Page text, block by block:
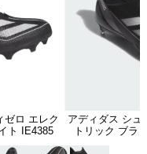
ゼロ エレク
ト IE4385
アディダス シュ
トリック ブラ